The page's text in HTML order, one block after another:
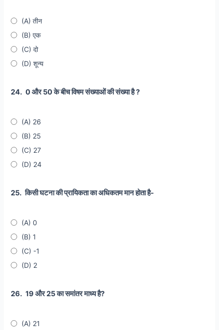
(A) तीन
(B) एक
(C) दो
(D) शून्य
24. 0 और 50 के बीच विषम संख्याओं की संख्या है ?
(A) 26
(B) 25
(C) 27
(D) 24
25. किसी घटना की प्रायिकता का अधिकतम मान होता है-
(A) 0
(B) 1
(C) -1
(D) 2
26. 19 और 25 का समांतर माध्य है?
(A) 21